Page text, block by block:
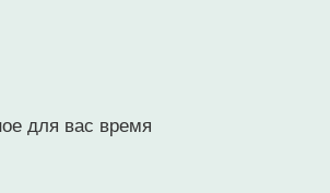
для вас время